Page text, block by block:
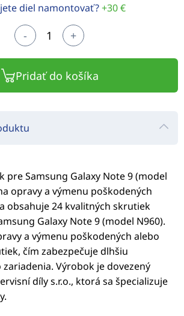
diel namontovať?+30 €
- +
Pridať do košíka
pre Samsung Galaxy Note 9 (model
opravy a výmenu poškodených
obsahuje 24 kvalitných skrutiek
Galaxy Note 9 (model N960).
a výmenu poškodených alebo
čím zabezpečuje dlhšiu
Výrobok je dovezený
díly s.r.o., ktorá sa špecializuje